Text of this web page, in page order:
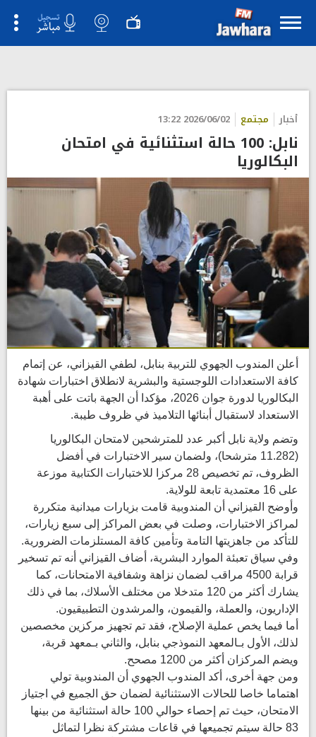
أخبار مجتمع 2026/06/02 13:22
نابل: 100 حالة استثنائية في امتحان
البكالوريا
أعلن المندوب الجهوي للتربية بنابل، لطفي القيزاني، عن إتمام
كافة الاستعدادات اللوجستية والبشرية لانطلاق اختبارات شهادة
البكالوريا لدورة جوان 2026، مؤكدا أن الجهة باتت على أهبة
الاستعداد لاستقبال أبنائها التلاميذ في ظروف طيبة.
وتضم ولاية نابل أكبر عدد للمترشحين لامتحان البكالوريا
(11.282 مترشحا)، ولضمان سير الاختبارات في أفضل
الظروف، تم تخصيص 28 مركزا للاختبارات الكتابية موزعة
على 16 معتمدية تابعة للولاية.
وأوضح القيزاني أن المندوبية قامت بزيارات ميدانية متكررة
لمراكز الاختبارات، وصلت في بعض المراكز إلى سبع زيارات،
للتأكد من جاهزيتها التامة وتأمين كافة المستلزمات الضرورية.
وفي سياق تعبئة الموارد البشرية، أضاف القيزاني أنه تم تسخير
قرابة 4500 مراقب لضمان نزاهة وشفافية الامتحانات، كما
يشارك أكثر من 120 متدخلا من مختلف الأسلاك، بما في ذلك
الإداريون، والعملة، والقيمون، والمرشدون التطبيقيون.
أما فيما يخص عملية الإصلاح، فقد تم تجهيز مركزين مخصصين
لذلك، الأول بـالمعهد النموذجي بنابل، والثاني بـمعهد قربة،
ويضم المركزان أكثر من 1200 مصحح.
ومن جهة أخرى، أكد المندوب الجهوي أن المندوبية تولي
اهتماما خاصا للحالات الاستثنائية لضمان حق الجميع في اجتياز
الامتحان، حيث تم إحصاء حوالي 100 حالة استثنائية من بينها
83 حالة سيتم تجميعها في قاعات مشتركة نظرا لتماثل